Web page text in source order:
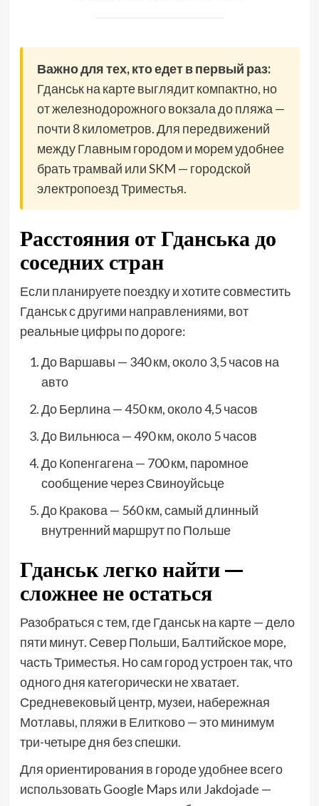
Важно для тех, кто едет в первый раз:
Гданськ на карте выглядит компактно, но
от железнодорожного вокзала до пляжа —
почти 8 километров. Для передвижений
между Главным городом и морем удобнее
брать трамвай или SKM — городской
электропоезд Триместья.
Расстояния от Гданська до
соседних стран
Если планируете поездку и хотите совместить
Гданськ с другими направлениями, вот
реальные цифры по дороге:
До Варшавы — 340 км, около 3,5 часов на
авто
До Берлина — 450 км, около 4,5 часов
До Вильнюса — 490 км, около 5 часов
До Копенгагена — 700 км, паромное
сообщение через Свиноуйсьце
До Кракова — 560 км, самый длинный
внутренний маршрут по Польше
Гданськ легко найти —
сложнее не остаться
Разобраться с тем, где Гданськ на карте — дело
пяти минут. Север Польши, Балтийское море,
часть Триместья. Но сам город устроен так, что
одного дня категорически не хватает.
Средневековый центр, музеи, набережная
Мотлавы, пляжи в Елитково — это минимум
три-четыре дня без спешки.
Для ориентирования в городе удобнее всего
использовать Google Maps или Jakdojade —